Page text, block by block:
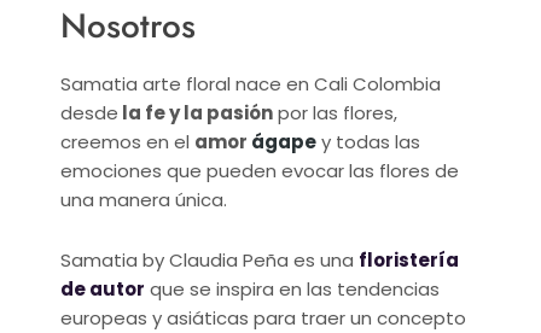
Nosotros
Samatia arte floral nace en Cali Colombia
desde la fe y la pasiónpor las flores,
creemos en el amor ágapey todas las
emociones que pueden evocar las flores de
una manera única.
Samatia by Claudia Peña es una floristería
de autor que se inspira en las tendencias
europeas y asiáticas para traer un concepto